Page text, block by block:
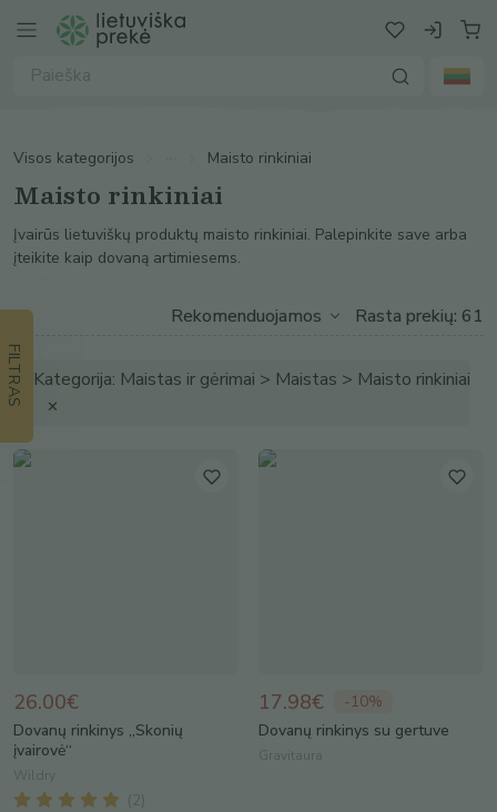
Visos kategorijos Maisto rinkiniai
Maisto rinkiniai
Įvairūs lietuviškų produktų maisto rinkiniai. Palepinkite save arba
įteikite kaip dovaną artimiesems.
FILTRAS
Rasta prekių: 61
Kategorija: Maistas ir gėrimai > Maistas > Maisto rinkiniai
✕
26.00€
Dovanų rinkinys „Skonių
įvairovė“
Wildry
( 2
17.98€ -10%
Dovanų rinkinys su gertuve
Gravitaura